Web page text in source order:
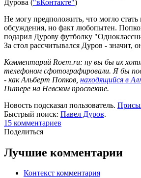
Дурова ("вКонтакте")
Не могу предположить, что могло стать
обсуждения, но факт любопытен.
подарил Дурову футболку
За стол рассчитывался Дуров - значит,
Комментарий Roem.ru: ну вы бы их
телефоном сфотографировали. Я бы
- как Альберт Попков, находящийся в
Питере на Невском проспекте.
Новость подсказал пользователь.
Быстрый поиск: Павел Дуров.
15 комментариев
Поделиться
Лучшие комментарии
Контекст комментария